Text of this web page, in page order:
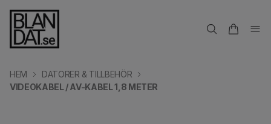
HEM
DATORER & TILLBEHÖR
VIDEOKABEL / AV-KABEL 1,8 METER